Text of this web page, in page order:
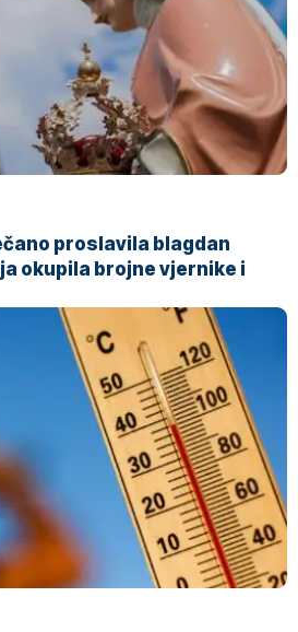
proslavila blagdan
okupila brojne vjernike i